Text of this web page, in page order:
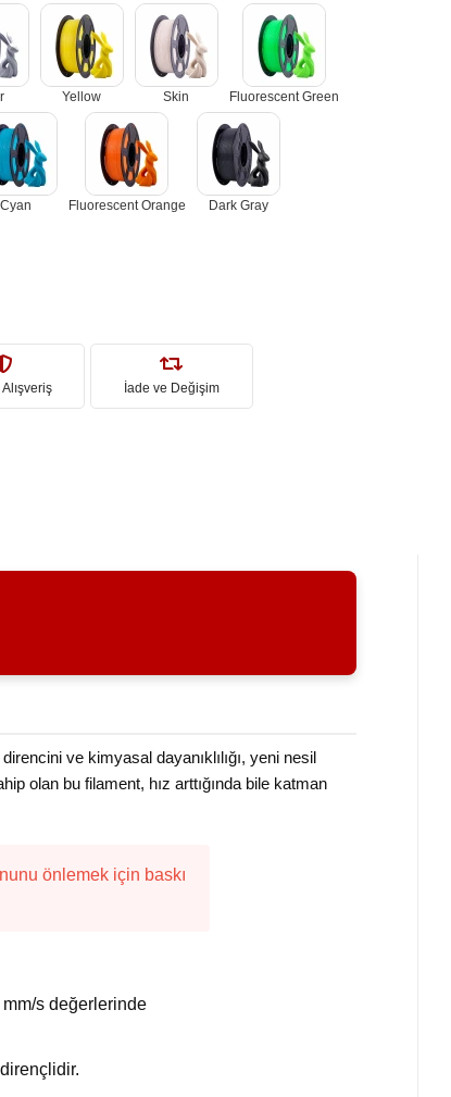
Yellow Skin Fluorescent Green
Cyan Fluorescent Orange Dark Gray
İade ve Değişim
ve kimyasal dayanıklılığı, yeni nesil
olan bu filament, hız arttığında bile katman
önlemek için baskı
s değerlerinde